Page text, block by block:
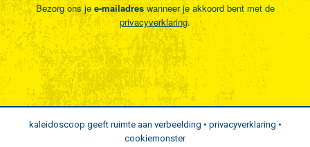
Bezorg ons jee-mailadreswanneer je akkoord bent met de
privacyverklaring.
kaleidoscoop geeft ruimte aan verbeelding • privacyverklaring •
cookiemonster